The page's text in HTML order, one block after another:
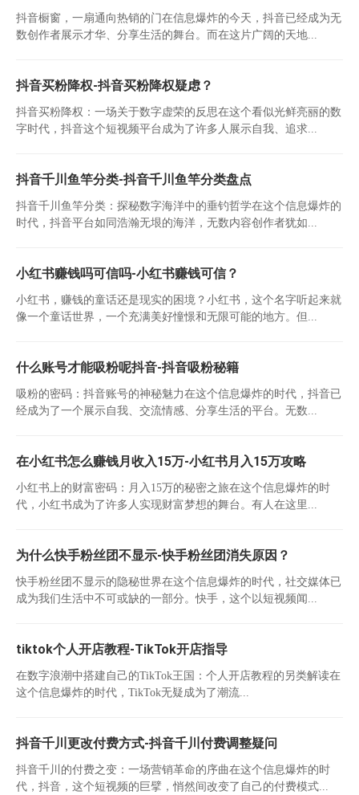
抖音橱窗，一扇通向热销的门在信息爆炸的今天，抖音已经成为无
数创作者展示才华、分享生活的舞台。而在这片广阔的天地...
抖音买粉降权-抖音买粉降权疑虑？
抖音买粉降权：一场关于数字虚荣的反思在这个看似光鲜亮丽的数
字时代，抖音这个短视频平台成为了许多人展示自我、追求...
抖音千川鱼竿分类-抖音千川鱼竿分类盘点
抖音千川鱼竿分类：探秘数字海洋中的垂钓哲学在这个信息爆炸的
时代，抖音平台如同浩瀚无垠的海洋，无数内容创作者犹如...
小红书赚钱吗可信吗-小红书赚钱可信？
小红书，赚钱的童话还是现实的困境？小红书，这个名字听起来就
像一个童话世界，一个充满美好憧憬和无限可能的地方。但...
什么账号才能吸粉呢抖音-抖音吸粉秘籍
吸粉的密码：抖音账号的神秘魅力在这个信息爆炸的时代，抖音已
经成为了一个展示自我、交流情感、分享生活的平台。无数...
在小红书怎么赚钱月收入15万-小红书月入15万攻略
小红书上的财富密码：月入15万的秘密之旅在这个信息爆炸的时
代，小红书成为了许多人实现财富梦想的舞台。有人在这里...
为什么快手粉丝团不显示-快手粉丝团消失原因？
快手粉丝团不显示的隐秘世界在这个信息爆炸的时代，社交媒体已
成为我们生活中不可或缺的一部分。快手，这个以短视频闻...
tiktok个人开店教程-TikTok开店指导
在数字浪潮中搭建自己的TikTok王国：个人开店教程的另类解读在
这个信息爆炸的时代，TikTok无疑成为了潮流...
抖音千川更改付费方式-抖音千川付费调整疑问
抖音千川的付费之变：一场营销革命的序曲在这个信息爆炸的时
代，抖音，这个短视频的巨擘，悄然间改变了自己的付费模式...